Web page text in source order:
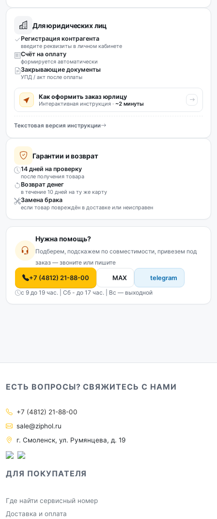
Для юридических лиц
Регистрация контрагента
введите реквизиты в личном кабинете
Счёт на оплату
формируется автоматически
Закрывающие документы
УПД / акт после оплаты
Как оформить заказ юрлицу
Интерактивная инструкция · ~2 минуты
Текстовая версия инструкции
Гарантии и возврат
14 дней на проверку
после получения товара
Возврат денег
в течение 10 дней на ту же карту
Замена брака
если товар повреждён в доставке или неисправен
Нужна помощь?
Подберем, подскажем по совместимости, привезем под
заказ — звоните или пишите
+7 (4812) 21-88-00 MAX telegram
с 9 до 19 час. | Сб - до 17 час. | Вс — выходной
ЕСТЬ ВОПРОСЫ? СВЯЖИТЕСЬ С НАМИ
+7 (4812) 21-88-00
sale@ziphol.ru
г. Смоленск, ул. Румянцева, д. 19
ДЛЯ ПОКУПАТЕЛЯ
Где найти сервисный номер
Доставка и оплата